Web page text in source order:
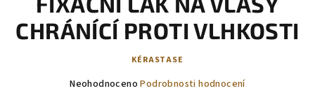
CHRÁNÍCÍ PROTI VLHKOSTI
KÉRASTASE
Průměrné
Neohodnoceno Podrobnosti hodnocení